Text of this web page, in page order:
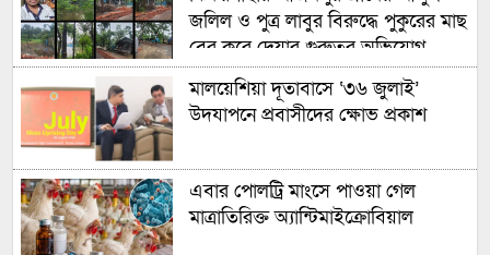
জলিল ও পুত্র লাবুর বিরুদ্ধে পুকুরের মাছ
বের করে দেয়ার গুরুতর অভিযোগ
উঠেছে
মালয়েশিয়া দূতাবাসে ‘৩৬ জুলাই’
উদযাপনে প্রবাসীদের ক্ষোভ প্রকাশ
এবার পোলট্রি মাংসে পাওয়া গেল
মাত্রাতিরিক্ত অ্যান্টিমাইক্রোবিয়াল